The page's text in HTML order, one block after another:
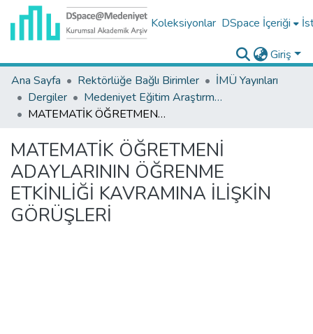
Koleksiyonlar DSpace İçeriği
Giriş
Ana Sayfa
Rektörlüğe Bağlı Birimler
İMÜ Yayınları
Dergiler
Medeniyet Eğitim Araştırmaları Dergisi Koleksiyonu
MATEMATİK ÖĞRETMENİ ADAYLARININ ÖĞRENME ETKİNLİĞİ KAVRAMINA İLİŞKİN GÖRÜŞLERİ
MATEMATİK ÖĞRETMENİ
ADAYLARININ ÖĞRENME
ETKİNLİĞİ KAVRAMINA İLİŞKİN
GÖRÜŞLERİ